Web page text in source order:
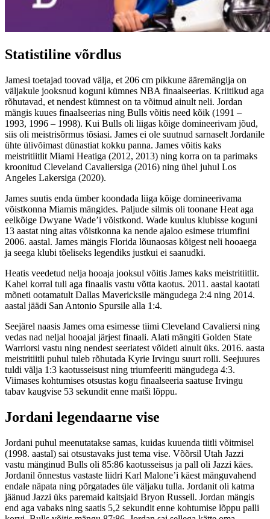
Statistiline võrdlus
Jamesi toetajad toovad välja, et 206 cm pikkune ääremängija on
väljakule jooksnud koguni kümnes NBA finaalseerias. Kriitikud aga
rõhutavad, et nendest kümnest on ta võitnud ainult neli. Jordan
mängis kuues finaalseerias ning Bulls võitis need kõik (1991 –
1993, 1996 – 1998). Kui Bulls oli liigas kõige domineerivam jõud,
siis oli meistrisõrmus tõsiasi. James ei ole suutnud sarnaselt Jordanile
ühte ülivõimast dünastiat kokku panna. James võitis kaks
meistritiitlit Miami Heatiga (2012, 2013) ning korra on ta parimaks
kroonitud Cleveland Cavaliersiga (2016) ning ühel juhul Los
Angeles Lakersiga (2020).
James suutis enda ümber koondada liiga kõige domineerivama
võistkonna Miamis mängides. Paljude silmis oli toonane Heat aga
eelkõige Dwyane Wade’i võistkond. Wade kuulus klubisse koguni
13 aastat ning aitas võistkonna ka nende ajaloo esimese triumfini
2006. aastal. James mängis Florida lõunaosas kõigest neli hooaega
ja seega klubi tõeliseks legendiks justkui ei saanudki.
Heatis veedetud nelja hooaja jooksul võitis James kaks meistritiitlit.
Kahel korral tuli aga finaalis vastu võtta kaotus. 2011. aastal kaotati
mõneti ootamatult Dallas Mavericksile mängudega 2:4 ning 2014.
aastal jäädi San Antonio Spursile alla 1:4.
Seejärel naasis James oma esimesse tiimi Cleveland Cavaliersi ning
vedas nad neljal hooajal järjest finaali. Alati mängiti Golden State
Warriorsi vastu ning nendest seeriatest võideti ainult üks. 2016. aasta
meistritiitli puhul tuleb rõhutada Kyrie Irvingu suurt rolli. Seejuures
tuldi välja 1:3 kaotusseisust ning triumfeeriti mängudega 4:3.
Viimases kohtumises otsustas kogu finaalseeria saatuse Irvingu
tabav kaugvise 53 sekundit enne matši lõppu.
Jordani legendaarne vise
Jordani puhul meenutatakse samas, kuidas kuuenda tiitli võitmisel
(1998. aastal) sai otsustavaks just tema vise. Võõrsil Utah Jazzi
vastu mänginud Bulls oli 85:86 kaotusseisus ja pall oli Jazzi käes.
Jordanil õnnestus vastaste liidri Karl Malone’i käest mänguvahend
endale näpata ning põrgatades üle väljaku tulla. Jordanit oli katma
jäänud Jazzi üks paremaid kaitsjaid Bryon Russell. Jordan mängis
end aga vabaks ning saatis 5,2 sekundit enne kohtumise lõppu palli